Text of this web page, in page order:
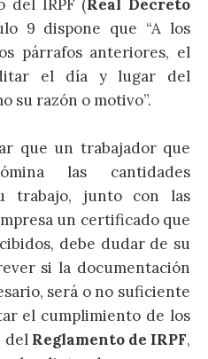
del IRPF (Real Decreto
9 dispone que “A los
párrafos anteriores, el
el día y lugar del
su razón o motivo”.
que un trabajador que
las cantidades
trabajo, junto con las
un certificado que
debe dudar de su
si la documentación
será o no suficiente
el cumplimiento de los
del Reglamento de IRPF,